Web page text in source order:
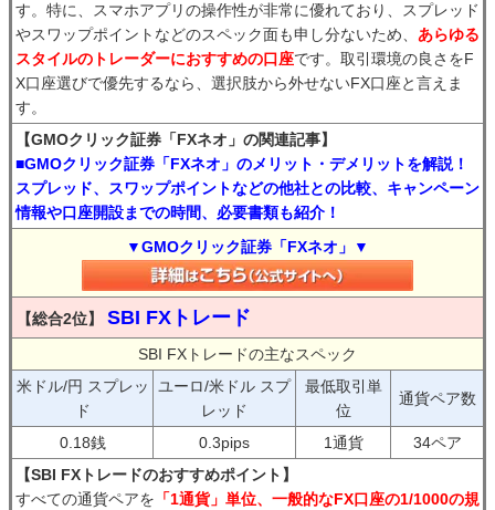
す。特に、スマホアプリの操作性が非常に優れており、スプレッド
やスワップポイントなどのスペック面も申し分ないため、 あらゆる
スタイルのトレーダーにおすすめの口座です。取引環境の良さをF
X口座選びで優先するなら、選択肢から外せないFX口座と言えま
す。
【GMOクリック証券「FXネオ」の関連記事】
■GMOクリック証券「FXネオ」のメリット・デメリットを解説！
スプレッド、スワップポイントなどの他社との比較、キャンペーン
情報や口座開設までの時間、必要書類も紹介！
▼GMOクリック証券「FXネオ」▼
【総合2位】 SBI FXトレード
SBI FXトレードの主なスペック
米ドル/円 スプレッ
ド
ユーロ/米ドル スプ
レッド
最低取引単
位
通貨ペア数
0.18銭 0.3pips 1通貨
34ペア
【SBI FXトレードのおすすめポイント】
すべての通貨ペアを 「1通貨」単位、一般的なFX口座の1/1000の規